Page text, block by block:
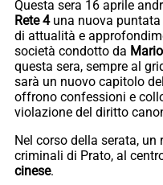
Questa sera 16 aprile
Rete 4 una nuova puntata
di attualità e
società condotto da
questa sera, sempre al
sarà un nuovo capitolo
offrono confessioni e
violazione del diritto
Nel corso della serata,
criminali di Prato, al
cinese.